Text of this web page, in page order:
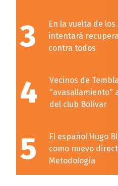
3
En la vuelta de
intentará
contra todos
4
Vecinos de
"avasallamiento"
del club Bolívar
5
El español Hugo
como nuevo
Metodología